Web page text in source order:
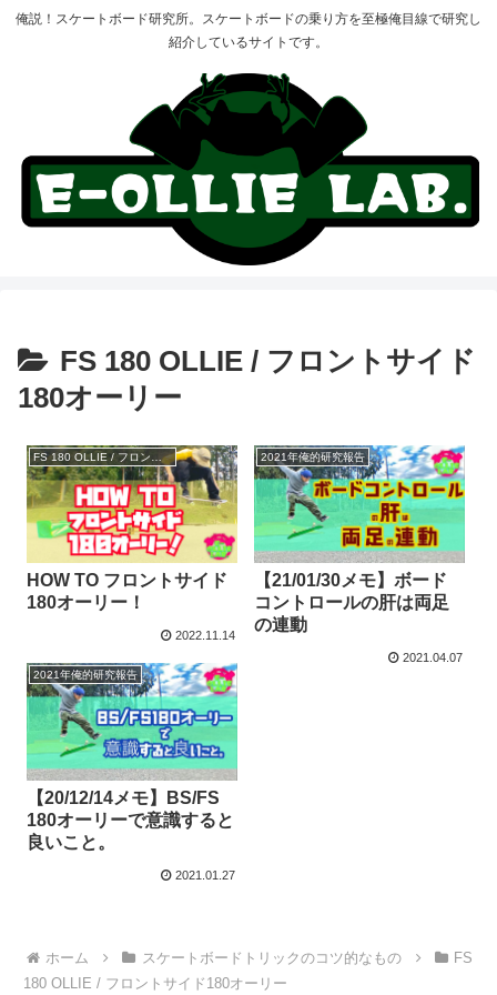
俺説！スケートボード研究所。スケートボードの乗り方を至極俺目線で研究し
紹介しているサイトです。
FS 180 OLLIE / フロントサイド
180オーリー
FS 180 OLLIE / フロントサイド180オーリー
HOW TO フロントサイド
180オーリー！
2022.11.14
2021年俺的研究報告
【21/01/30メモ】ボード
コントロールの肝は両足
の連動
2021.04.07
2021年俺的研究報告
【20/12/14メモ】BS/FS
180オーリーで意識すると
良いこと。
2021.01.27
ホーム スケートボードトリックのコツ的なもの
FS
180 OLLIE / フロントサイド180オーリー